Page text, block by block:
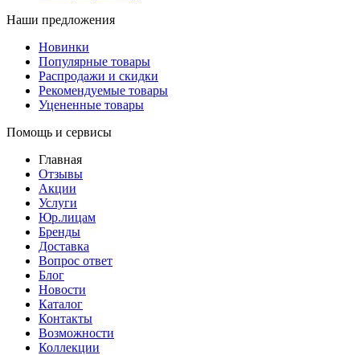
Наши предложения
Новинки
Популярные товары
Распродажи и скидки
Рекомендуемые товары
Уцененные товары
Помощь и сервисы
Главная
Отзывы
Акции
Услуги
Юр.лицам
Бренды
Доставка
Вопрос ответ
Блог
Новости
Каталог
Контакты
Возможности
Коллекции